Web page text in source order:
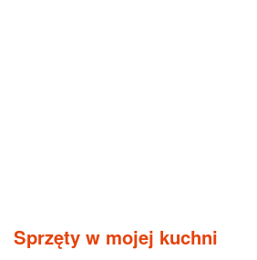
Sprzęty w mojej kuchni